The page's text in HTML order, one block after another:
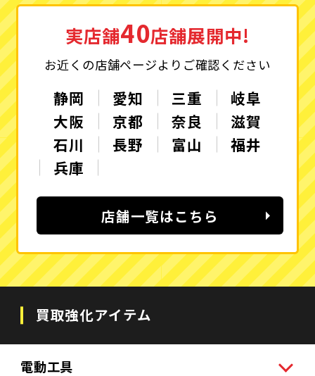
実店舗40店舗展開中!
お近くの店舗ページよりご確認ください
静岡 愛知 三重
岐阜
大阪
京都 奈良
滋賀
石川
長野 富山
福井
兵庫
店舗一覧はこちら
買取強化アイテム
電動工具